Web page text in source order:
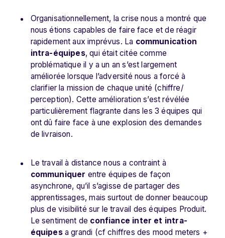
Organisationnellement, la crise nous a montré que
nous étions capables de faire face et de réagir
rapidement aux imprévus. La communication
intra-équipes, qui était citée comme
problématique il y a un an s’est largement
améliorée lorsque l’adversité nous a forcé à
clarifier la mission de chaque unité (chiffre/
perception). Cette amélioration s’est révélée
particulièrement flagrante dans les 3 équipes qui
ont dû faire face à une explosion des demandes
de livraison.
Le travail à distance nous a contraint à
communiquer entre équipes de façon
asynchrone, qu’il s’agisse de partager des
apprentissages, mais surtout de donner beaucoup
plus de visibilité sur le travail des équipes Produit.
Le sentiment de confiance inter et intra-
équipesa grandi (cf chiffres des mood meters +